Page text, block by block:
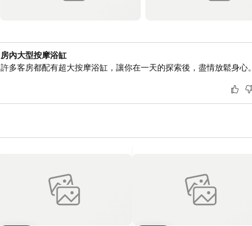
房內大型按摩浴缸
許多客房都配有超大按摩浴缸，讓你在一天的探索後，盡情放鬆身心。